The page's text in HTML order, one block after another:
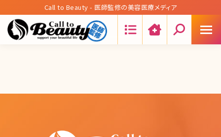
Call to Beauty - 医師監修の美容医療メディア